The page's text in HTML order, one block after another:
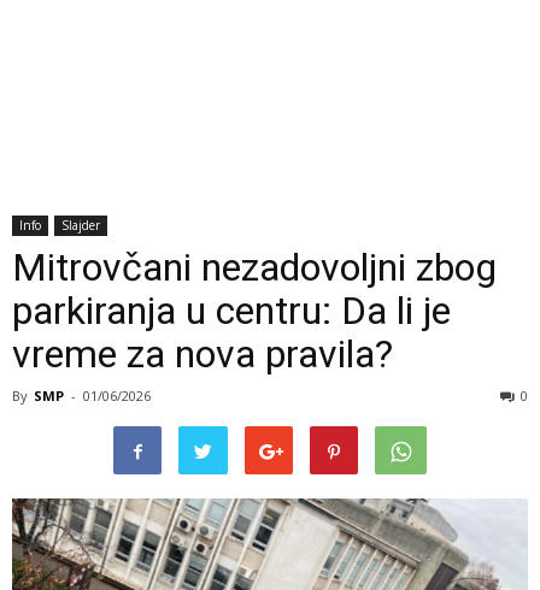
Info Slajder
Mitrovčani nezadovoljni zbog
parkiranja u centru: Da li je
vreme za nova pravila?
By SMP - 01/06/2026 0